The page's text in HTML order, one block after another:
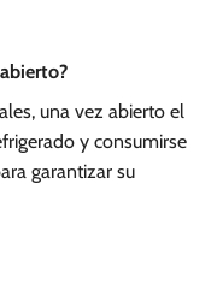
una vez abierto el
y consumirse
garantizar su